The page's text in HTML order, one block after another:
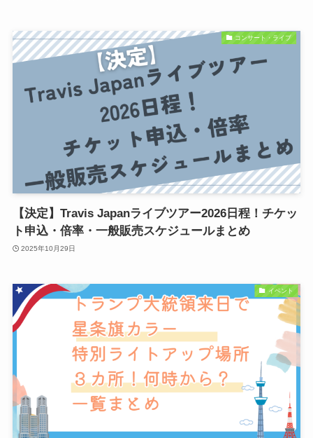
コンサート・ライブ
【決定】Travis Japanライブツアー2026日程！チケッ
ト申込・倍率・一般販売スケジュールまとめ
2025年10月29日
イベント